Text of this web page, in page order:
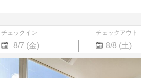
チェックイン チェックアウト
Navigate
Navigate